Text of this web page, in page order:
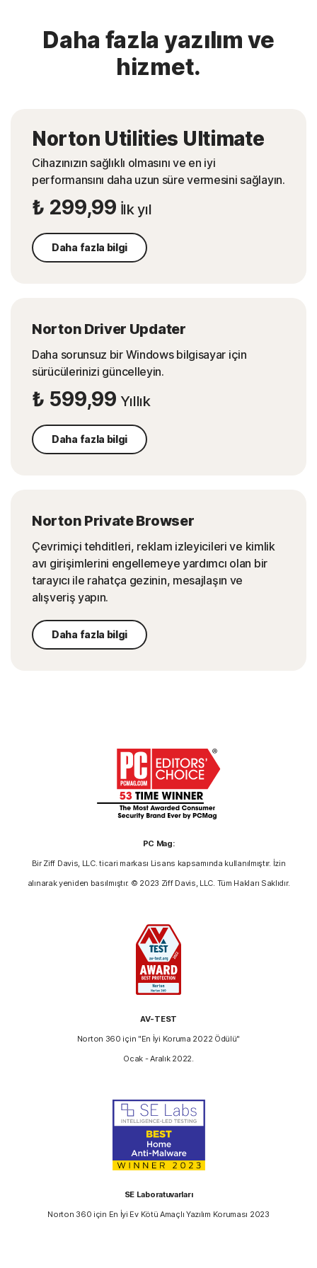
Daha fazla yazılım ve
hizmet.
Norton Utilities Ultimate
Cihazınızın sağlıklı olmasını ve en iyi
performansını daha uzun süre vermesini sağlayın.
₺ 299,99 İlk yıl
Daha fazla bilgi
Norton Driver Updater
Daha sorunsuz bir Windows bilgisayar için
sürücülerinizi güncelleyin.
₺ 599,99 Yıllık
Daha fazla bilgi
Norton Private Browser
Çevrimiçi tehditleri, reklam izleyicileri ve kimlik
avı girişimlerini engellemeye yardımcı olan bir
tarayıcı ile rahatça gezinin, mesajlaşın ve
alışveriş yapın.
Daha fazla bilgi
PC Mag:
Bir Ziff Davis, LLC. ticari markası Lisans kapsamında kullanılmıştır. İzin
alınarak yeniden basılmıştır. © 2023 Ziff Davis, LLC. Tüm Hakları Saklıdır.
AV-TEST
Norton 360 için "En İyi Koruma 2022 Ödülü"
Ocak - Aralık 2022.
SE Laboratuvarları
Norton 360 için En İyi Ev Kötü Amaçlı Yazılım Koruması 2023